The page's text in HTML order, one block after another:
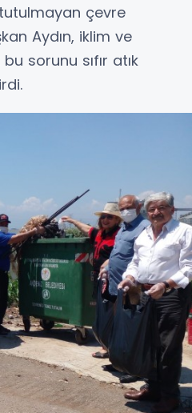
çevre
Aydın, iklim ve
sorunu sıfır atık